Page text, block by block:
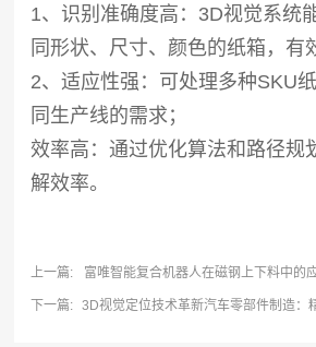
1、识别准确度高：3D视觉系统
同形状、尺寸、颜色的纸箱，有
2、适应性强：可处理多种SKU
同生产线的需求；
效率高：通过优化算法和路径规
解效率。
上一篇: 富唯智能复合机器人在磁钢上下料中的
下一篇: 3D视觉定位技术革新汽车零部件制造：